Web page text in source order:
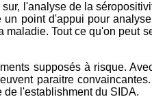
sur, l'analyse de la
point d'appui pour
Tout ce qu'on peut
supposés à risque.
paraitre
de l'establishment du SIDA.